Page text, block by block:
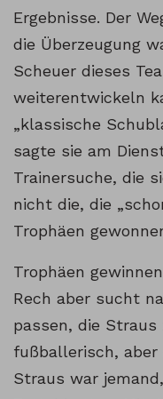
Ergebnisse. Der
die Überzeugung
Scheuer dieses
weiterentwickeln
„klassische
sagte sie am
Trainersuche, die
nicht die, die
Trophäen
Trophäen
Rech aber sucht
passen, die
fußballerisch, aber
Straus war